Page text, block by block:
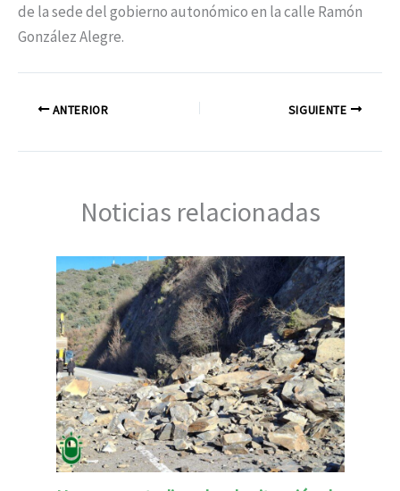
de la sede del gobierno autonómico en la calle Ramón
González Alegre.
ANTERIOR SIGUIENTE
Noticias relacionadas